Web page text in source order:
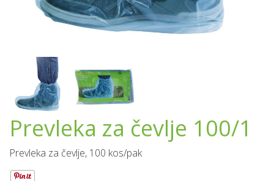
Prevleka za čevlje 100/1
Prevleka za čevlje, 100 kos/pak